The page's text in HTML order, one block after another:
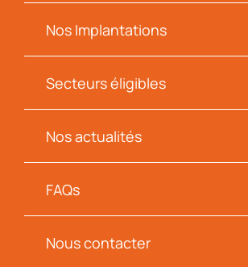
Nos Implantations
Secteurs éligibles
Nos actualités
FAQs
Nous contacter